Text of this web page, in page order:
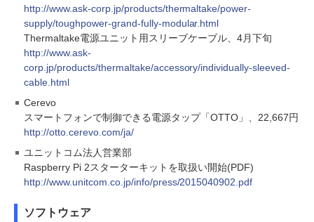
http://www.ask-corp.jp/products/thermaltake/power-
supply/toughpower-grand-fully-modular.html
Thermaltake電源ユニット用スリーブケーブル、4月下旬
http://www.ask-
corp.jp/products/thermaltake/accessory/individually-sleeved-
cable.html
Cerevo
スマートフォンで制御できる電源タップ「OTTO」、22,667円
http://otto.cerevo.com/ja/
ユニットコム法人営業部
Raspberry Pi 2スターターキットを取扱い開始(PDF)
http://www.unitcom.co.jp/info/press/2015040902.pdf
ソフトウェア